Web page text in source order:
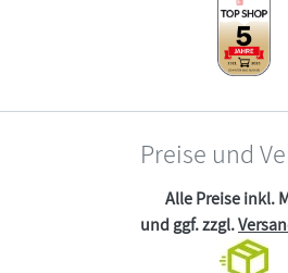
Preise und
Alle Preise inkl.
und ggf. zzgl.